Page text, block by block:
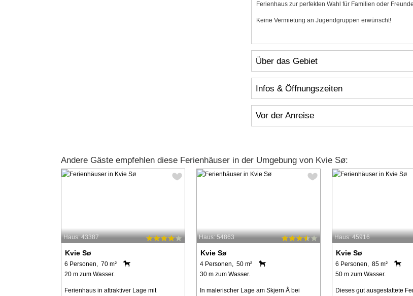
Ferienhaus zur perfekten Wahl für Familien oder
Keine Vermietung an Jugendgruppen erwünscht!
Über das Gebiet
Infos & Öffnungszeiten
Vor der Anreise
Andere Gäste empfehlen diese Ferienhäuser in der Umgebung von Kvie Sø:
Haus: 43387
Kvie Sø
6 Personen, 70 m²
20 m zum Wasser.
Ferienhaus in attraktiver Lage mit
Haus: 54863
Kvie Sø
4 Personen, 50 m²
30 m zum Wasser.
In malerischer Lage am Skjern Å bei
Haus: 45916
Kvie Sø
6 Personen, 85 m²
50 m zum Wasser.
Dieses gut ausgestattete